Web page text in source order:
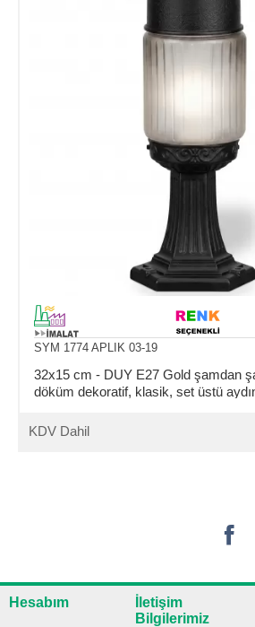
SYM 1774 APLIK 03-19
32x15 cm - DUY E27 Gold şamdan
döküm dekoratif, klasik, set üstü
KDV Dahil
Hesabım
İletişim
Bilgilerimiz